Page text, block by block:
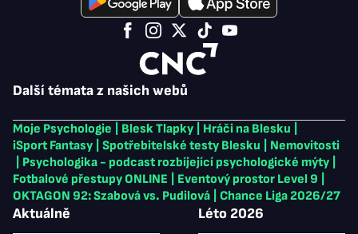
Další témata z našich webů
Moje Psychologie Blesk Tlapky Hráči na Blesku
iSport Fantasy
Spotřebitelské testy Blesku
Nemovitosti
Psychologika - podcast rozbíjející psychologické mýty
Fotbalové přestupy ONLINE
Eventový prostor Level 9
OKTAGON 92: Szabová vs. Pudilová
Chance Liga 2026/27
Aktuálně Léto 2026